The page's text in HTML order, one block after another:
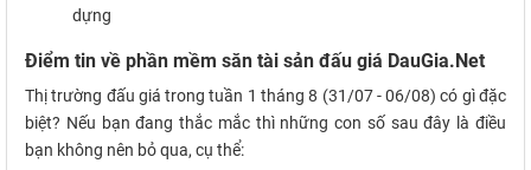
dựng
Điểm tin về phần mềm săn tài sản đấu giá DauGia.Net
Thị trường đấu giá trong tuần 1 tháng 8 (31/07 - 06/08) có gì đặc
biệt? Nếu bạn đang thắc mắc thì những con số sau đây là điều
bạn không nên bỏ qua, cụ thể: